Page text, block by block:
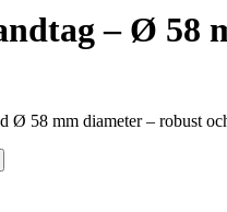
– Ø 58
Ø 58 mm diameter – robust